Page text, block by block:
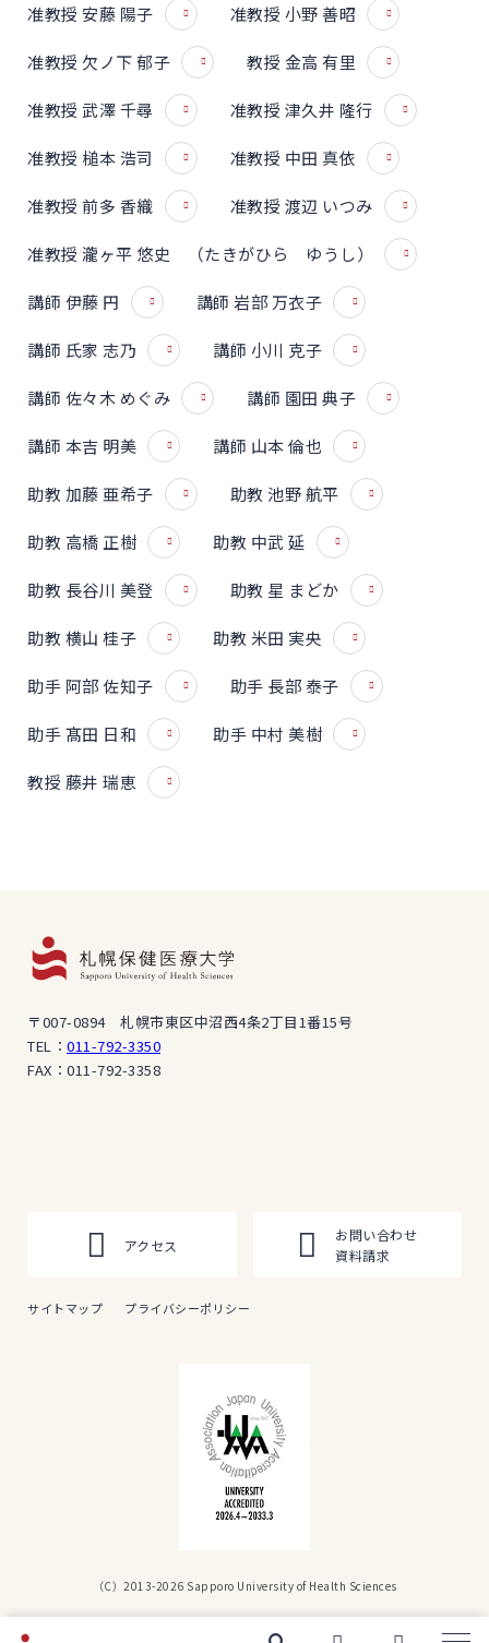
准教授 安藤 陽子 准教授 小野 善昭
准教授 欠ノ下 郁子 教授 金高 有里
准教授 武澤 千尋 准教授 津久井 隆行
准教授 槌本 浩司 准教授 中田 真依
准教授 前多 香織 准教授 渡辺 いつみ
准教授 瀧ヶ平 悠史 （たきがひら ゆうし）
講師 伊藤 円 講師 岩部 万衣子
講師 氏家 志乃 講師 小川 克子
講師 佐々木 めぐみ 講師 園田 典子
講師 本吉 明美 講師 山本 倫也
助教 加藤 亜希子 助教 池野 航平
助教 高橋 正樹 助教 中武 延
助教 長谷川 美登 助教 星 まどか
助教 横山 桂子 助教 米田 実央
助手 阿部 佐知子 助手 長部 泰子
助手 髙田 日和 助手 中村 美樹
教授 藤井 瑞恵
〒007-0894 札幌市東区中沼西4条2丁目1番15号
TEL： 011-792-3350
FAX：011-792-3358
アクセス
お問い合わせ
資料請求
サイトマップ プライバシーポリシー
（C）2013-2026 Sapporo University of Health Sciences